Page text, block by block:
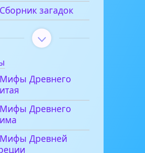
загадок
Древнего
Древнего
Древней